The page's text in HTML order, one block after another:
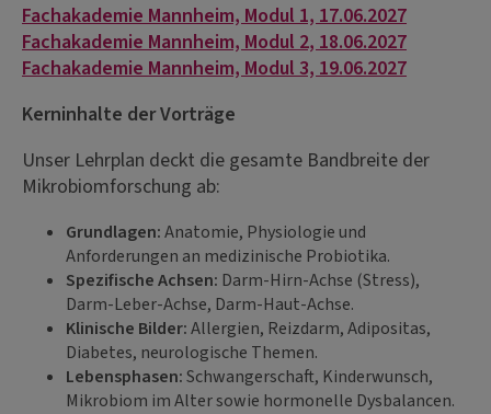
Fachakademie Mannheim, Modul 1, 17.06.2027
Fachakademie Mannheim, Modul 2, 18.06.2027
Fachakademie Mannheim, Modul 3, 19.06.2027
Kerninhalte der Vorträge
Unser Lehrplan deckt die gesamte Bandbreite der
Mikrobiomforschung ab:
Grundlagen:Anatomie, Physiologie und
Anforderungen an medizinische Probiotika.
Spezifische Achsen: Darm-Hirn-Achse (Stress),
Darm-Leber-Achse, Darm-Haut-Achse.
Klinische Bilder:Allergien, Reizdarm, Adipositas,
Diabetes, neurologische Themen.
Lebensphasen:Schwangerschaft, Kinderwunsch,
Mikrobiom im Alter sowie hormonelle Dysbalancen.